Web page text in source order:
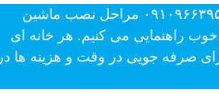
- قیمت بدونه واسطه ماشین لباسشویی آاگ در نمایندگی ااگ برتر ضمانت بهترین قیمت ۰۹۱۰۹۶۶۳۹۵۸ مراحل نصب ماشین
راهنمایی می کنیم. هر خانه ای
صرفه جویی در وقت و هزینه ها در